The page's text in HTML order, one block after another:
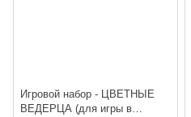
Игровой набор - ЦВЕТНЫЕ
ВЕДЕРЦА (для игры в